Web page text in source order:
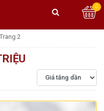
0
Trang 2